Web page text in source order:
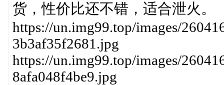
货，性价比还不错，适合泄火。
https://un.img99.top/images/
3b3af35f2681.jpg
https://un.img99.top/images/
8afa048f4be9.jpg